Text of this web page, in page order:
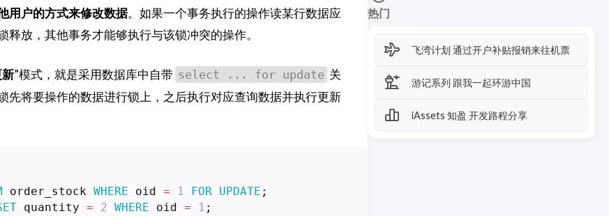
热门
飞湾计划 通过开户补贴报销来往机票
游记系列 跟我一起环游中国
iAssets 知盈 开发路程分享
用户的方式来修改数据。如果一个事务执行的操作读某行数据应
释放，其他事务才能够执行与该锁冲突的操作。
”模式，就是采用数据库中自带 select ... for update 关
先将要操作的数据进行锁上，之后执行对应查询数据并执行更新
order_stock WHERE oid = 1 FOR UPDATE ;
quantity = 2 WHERE oid = 1 ;